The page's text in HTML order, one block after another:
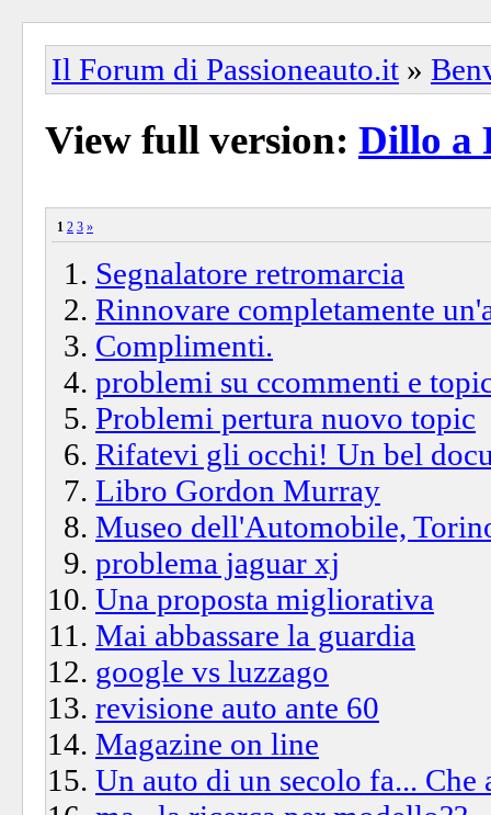
Il Forum di Passioneauto.it »
View full version: Dillo a
1 2 3 »
Segnalatore retromarcia
Rinnovare completamente
Complimenti.
problemi su ccommenti e
Problemi pertura nuovo topic
Rifatevi gli occhi! Un bel
Libro Gordon Murray
Museo dell'Automobile,
problema jaguar xj
Una proposta migliorativa
Mai abbassare la guardia
google vs luzzago
revisione auto ante 60
Magazine on line
Un auto di un secolo fa... Che